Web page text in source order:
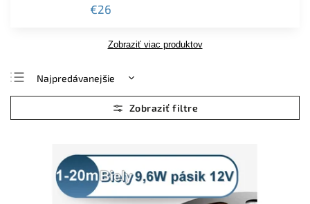
€26
Zobraziť viac produktov
Najpredávanejšie
Najlacnejšie
Najdrahšie